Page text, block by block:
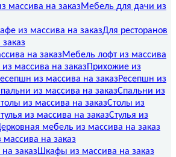
Мебель для дачи из
Для ресторанов
Мебель лофт из массива
Прихожие из
Ресепшн из
Спальни из
Столы из
Стулья из
на заказ
Шкафы из массива на заказ